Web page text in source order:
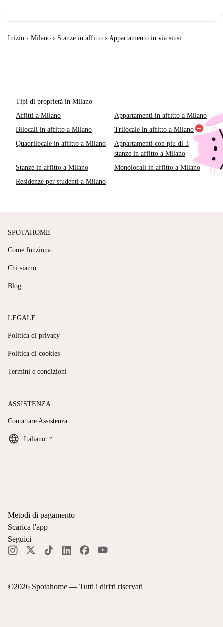
Inizio › Milano › Stanze in affitto › Appartamento in via siusi
Tipi di proprietà in Milano
Affitti a Milano
Appartamenti in affitto a Milano
Bilocali in affitto a Milano
Trilocale in affitto a Milano
Quadrilocale in affitto a Milano
Appartamenti con più di 3
stanze in affitto a Milano
Stanze in affitto a Milano
Monolocali in affitto a Milano
Residenze per studenti a Milano
SPOTAHOME
Come funziona
Chi siamo
Blog
LEGALE
Politica di privacy
Politica di cookies
Termini e condizioni
ASSISTENZA
Contattare Assistenza
Italiano keyboard_arrow_down
©2026 Spotahome — Tutti i diritti riservati
Metodi di pagamento
Scarica l'app
Seguici